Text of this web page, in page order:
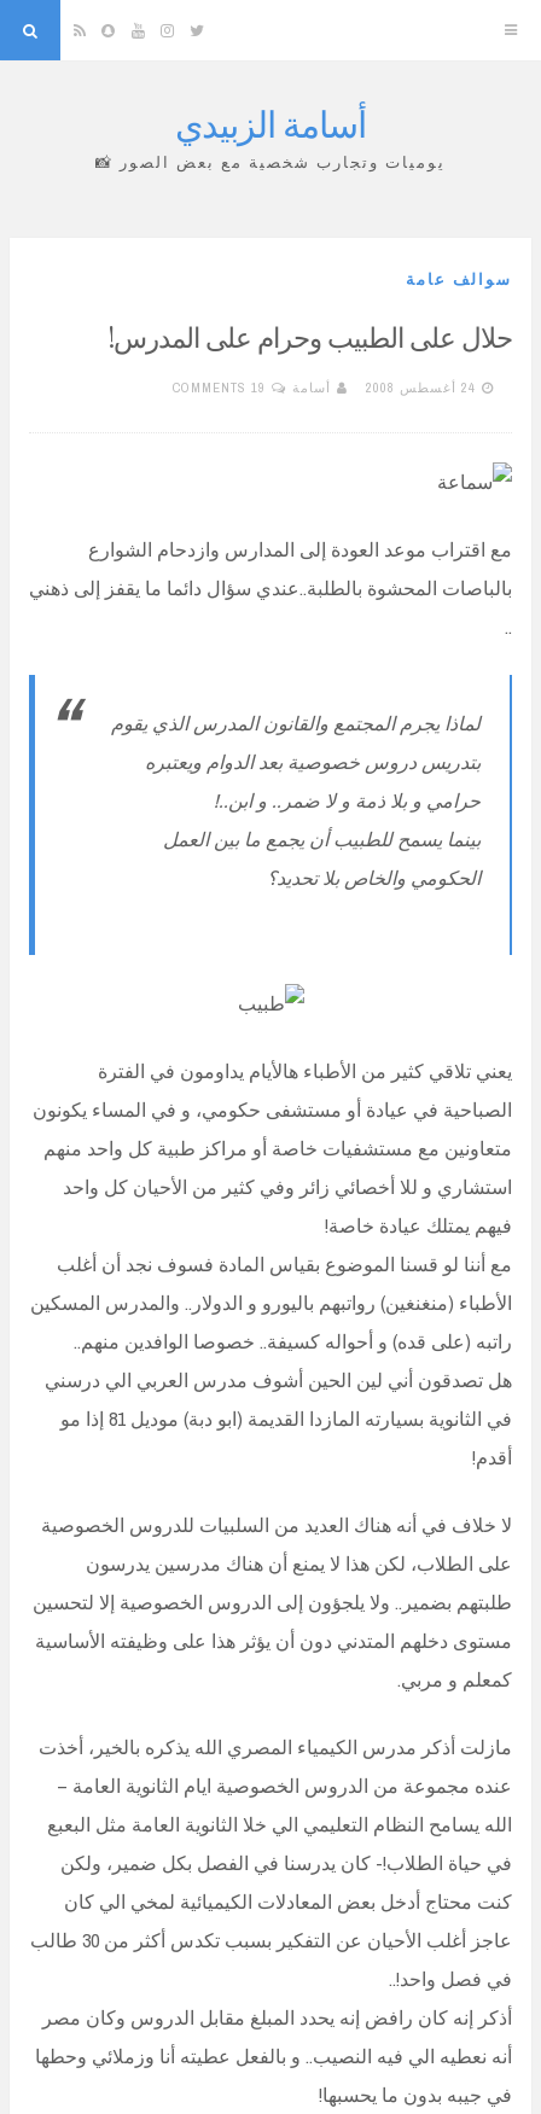
Twitter
Instagram
YouTube
Snapchat
RSS
أسامة الزبيدي
يوميات وتجارب شخصية مع بعض الصور 📸
سوالف عامة
حلال على الطبيب وحرام على المدرس!
24 أغسطس 2008 أسامة 19 COMMENTS
مع اقتراب موعد العودة إلى المدارس وازدحام الشوارع
بالباصات المحشوة بالطلبة..عندي سؤال دائما ما يقفز إلى ذهني
..
لماذا يجرم المجتمع والقانون المدرس الذي يقوم
بتدريس دروس خصوصية بعد الدوام ويعتبره
حرامي و بلا ذمة و لا ضمر.. و ابن..!
بينما يسمح للطبيب أن يجمع ما بين العمل
الحكومي والخاص بلا تحديد؟
يعني تلاقي كثير من الأطباء هالأيام يداومون في الفترة
الصباحية في عيادة أو مستشفى حكومي، و في المساء يكونون
متعاونين مع مستشفيات خاصة أو مراكز طبية كل واحد منهم
استشاري و للا أخصائي زائر وفي كثير من الأحيان كل واحد
فيهم يمتلك عيادة خاصة!
مع أننا لو قسنا الموضوع بقياس المادة فسوف نجد أن أغلب
الأطباء (منغنغين) رواتبهم باليورو و الدولار.. والمدرس المسكين
راتبه (على قده) و أحواله كسيفة.. خصوصا الوافدين منهم..
هل تصدقون أني لين الحين أشوف مدرس العربي الي درسني
في الثانوية بسيارته المازدا القديمة (ابو دبة) موديل 81 إذا مو
أقدم!
لا خلاف في أنه هناك العديد من السلبيات للدروس الخصوصية
على الطلاب، لكن هذا لا يمنع أن هناك مدرسين يدرسون
طلبتهم بضمير.. ولا يلجؤون إلى الدروس الخصوصية إلا لتحسين
مستوى دخلهم المتدني دون أن يؤثر هذا على وظيفته الأساسية
كمعلم و مربي.
مازلت أذكر مدرس الكيمياء المصري الله يذكره بالخير، أخذت
عنده مجموعة من الدروس الخصوصية ايام الثانوية العامة –
الله يسامح النظام التعليمي الي خلا الثانوية العامة مثل البعبع
في حياة الطلاب!- كان يدرسنا في الفصل بكل ضمير، ولكن
كنت محتاج أدخل بعض المعادلات الكيميائية لمخي الي كان
عاجز أغلب الأحيان عن التفكير بسبب تكدس أكثر من 30 طالب
في فصل واحد!..
أذكر إنه كان رافض إنه يحدد المبلغ مقابل الدروس وكان مصر
أنه نعطيه الي فيه النصيب.. و بالفعل عطيته أنا وزملائي وحطها
في جيبه بدون ما يحسبها!